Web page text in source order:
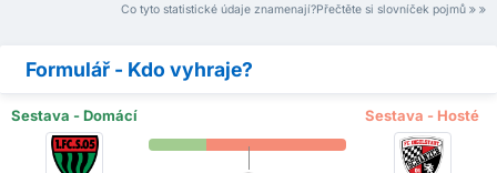
Co tyto statistické údaje znamenají?Přečtěte si slovníček pojmů
Formulář - Kdo vyhraje?
Sestava - Domácí Sestava - Hosté